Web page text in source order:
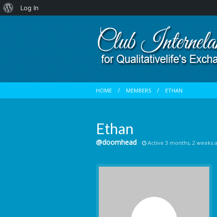
About
Log In
HOME MEMBERS ETHAN
Ethan
@doomhead Active 3 months, 2 weeks